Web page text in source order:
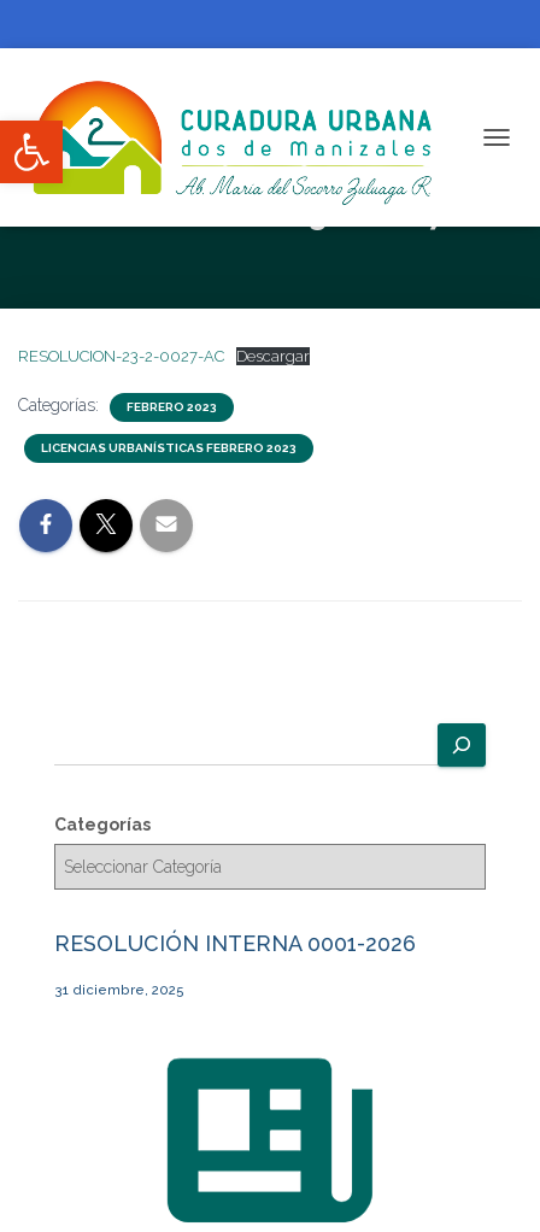
Abrir barra de herramientas
RESOLUCIÓN N. 23-2-0027-AC
RESOLUCION-23-2-0027-AC Descargar
Categorías: FEBRERO 2023
LICENCIAS URBANÍSTICAS FEBRERO 2023
u
c
a
Categorías
RESOLUCIÓN INTERNA 0001-2026
31 diciembre, 2025